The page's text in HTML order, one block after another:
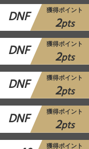
DNF 獲得ポイント
2pts
DNF 獲得ポイント
2pts
DNF 獲得ポイント
2pts
DNF 獲得ポイント
2pts
獲得ポイント